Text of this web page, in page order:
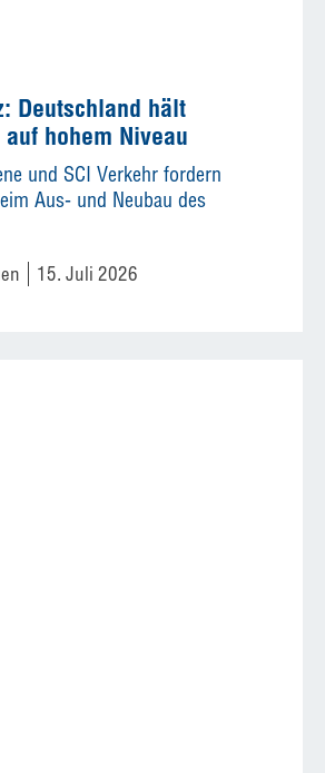
Deutschland hält
hohem Niveau
und SCI Verkehr fordern
Aus- und Neubau des
15. Juli 2026